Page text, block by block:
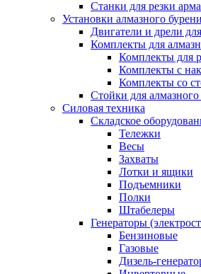
Станки для резки
Установки алмазного
Двигатели и дрели
Комплекты для
Комплекты для
Комплекты с
Комплекты со
Стойки для алмазного
Силовая техника
Складское
Тележки
Весы
Захваты
Лотки и ящики
Подъемники
Полки
Штабелеры
Генераторы
Бензиновые
Газовые
Дизель-